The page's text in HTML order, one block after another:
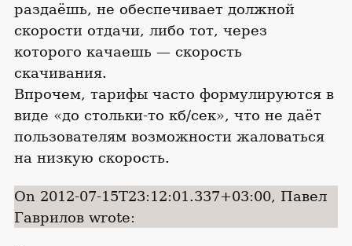
раздаёшь, не обеспечивает должной
скорости отдачи, либо тот, через
которого качаешь — скорость
скачивания.
Впрочем, тарифы часто формулируются в
виде «до стольки-то кб/сек», что не даёт
пользователям возможности жаловаться
на низкую скорость.
On 2012-07-15T23:12:01.337+03:00, Павел
Гаврилов wrote: